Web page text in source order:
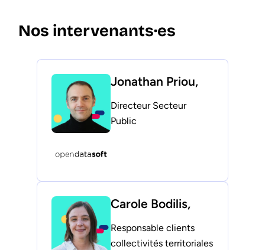
Nos intervenants·es
Jonathan Priou,
Directeur Secteur
Public
Carole Bodilis,
Responsable clients
collectivités territoriales